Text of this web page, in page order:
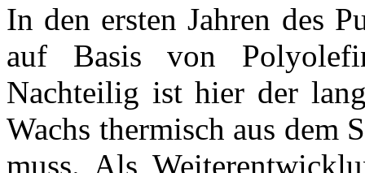
In den ersten Jahren des
auf Basis von
Nachteilig ist hier der
Wachs thermisch aus dem
muss. Als